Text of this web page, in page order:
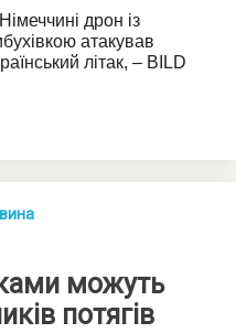
можуть
потягів